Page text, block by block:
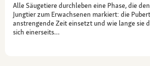
Alle Säugetiere durchleben eine Phase, die
Jungtier zum Erwachsenen markiert: die
anstrengende Zeit einsetzt und wie lange sie
sich einerseits…